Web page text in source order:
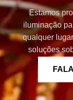
Estamos
iluminação
qualquer
soluções